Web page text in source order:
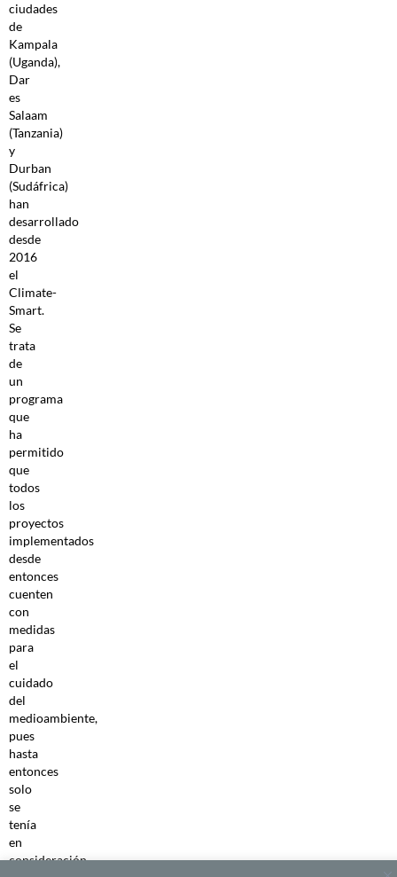
ciudades
de
Kampala
(Uganda),
Dar
es
Salaam
(Tanzania)
y
Durban
(Sudáfrica)
han
desarrollado
desde
2016
el
Climate-
Smart.
Se
trata
de
un
programa
que
ha
permitido
que
todos
los
proyectos
implementados
desde
entonces
cuenten
con
medidas
para
el
cuidado
del
medioambiente,
pues
hasta
entonces
solo
se
tenía
en
consideración